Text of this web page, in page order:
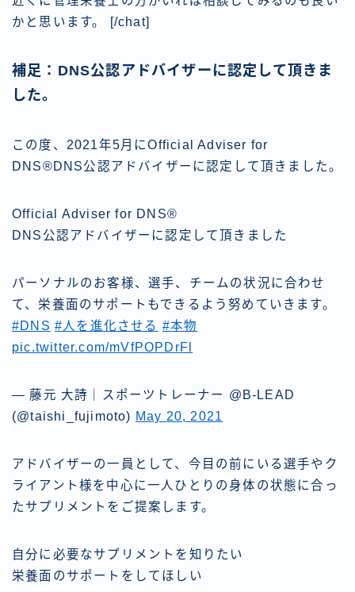
かと思います。 [/chat]
補足：DNS公認アドバイザーに認定して頂きま
した。
この度、2021年5月にOfficial Adviser for
DNS®︎DNS公認アドバイザーに認定して頂きました。
Official Adviser for DNS®︎
DNS公認アドバイザーに認定して頂きました
パーソナルのお客様、選手、チームの状況に合わせ
て、栄養面のサポートもできるよう努めていきます。
#DNS #人を進化させる #本物
pic.twitter.com/mVfPOPDrFl
— 藤元 大詩｜スポーツトレーナー @B-LEAD
(@taishi_fujimoto) May 20, 2021
アドバイザーの一員として、今目の前にいる選手やク
ライアント様を中心に一人ひとりの身体の状態に合っ
たサプリメントをご提案します。
自分に必要なサプリメントを知りたい
栄養面のサポートをしてほしい